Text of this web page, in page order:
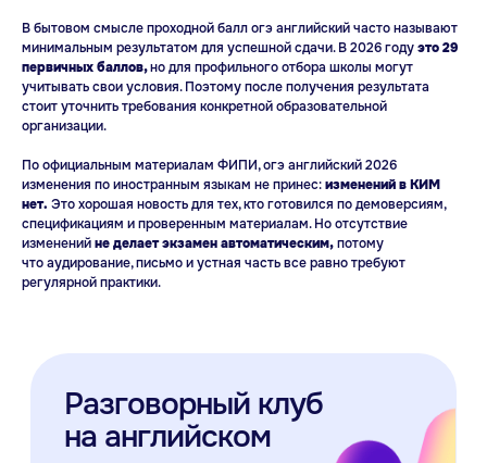
В бытовом смысле проходной балл огэ английский часто называют
минимальным результатом для успешной сдачи. В 2026 годуэто 29
первичных баллов,но для профильного отбора школы могут
учитывать свои условия. Поэтому после получения результата
стоит уточнить требования конкретной образовательной
организации.
По официальным материалам ФИПИ, огэ английский 2026
изменения по иностранным языкам не принес:изменений в КИМ
нет. Это хорошая новость для тех, кто готовился по демоверсиям,
спецификациям и проверенным материалам. Но отсутствие
измененийне делает экзамен автоматическим,потому
что аудирование, письмо и устная часть все равно требуют
регулярной практики.
Копировать ссылку